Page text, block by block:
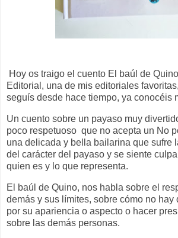
Hoy os traigo el cuento El baúl de
Editorial, una de mis editoriales
seguís desde hace tiempo, ya conocéis
Un cuento sobre un payaso muy
poco respetuoso que no acepta un No
una delicada y bella bailarina que sufre
del carácter del payaso y se siente
quien es y lo que representa.
El baúl de Quino, nos habla sobre el
demás y sus límites, sobre cómo no hay
por su apariencia o aspecto o hacer
sobre las demás personas.